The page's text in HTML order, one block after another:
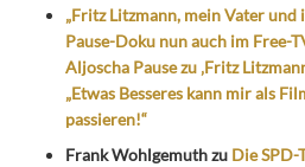
„Fritz Litzmann, mein Vater und
Pause-Doku nun auch im Free-
Aljoscha Pause zu ‚Fritz
„Etwas Besseres kann mir als
passieren!“
Frank Wohlgemuthzu Die SPD-